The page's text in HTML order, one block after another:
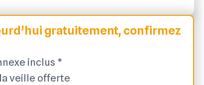
gratuitement, confirmez
inclus *
veille offerte